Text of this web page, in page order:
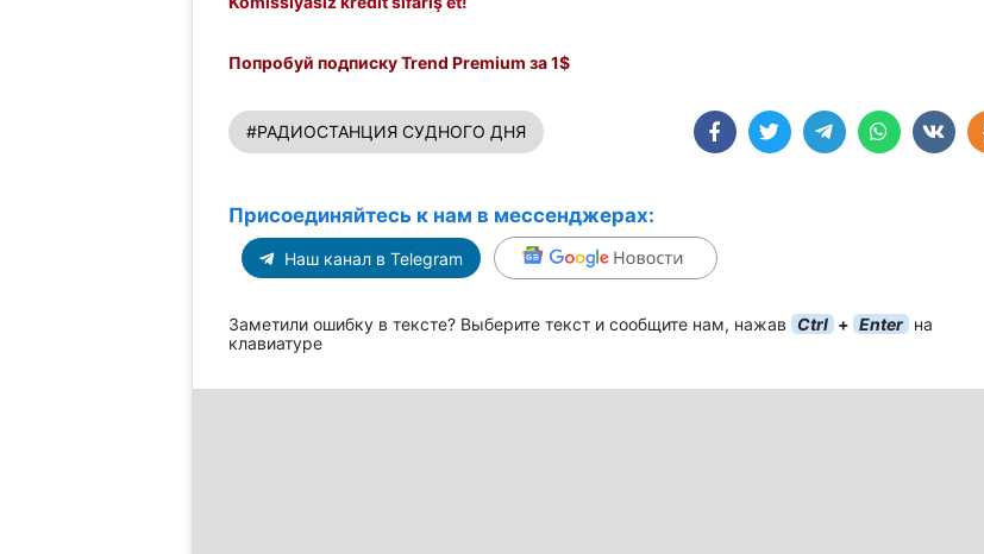
Попробуй подписку Trend Premium за 1$
#РАДИОСТАНЦИЯ СУДНОГО ДНЯ
Присоединяйтесь к нам в мессенджерах:
Наш канал в Telegram
Заметили ошибку в тексте? Выберите текст и сообщите нам, нажав Ctrl + Enter на
клавиатуре